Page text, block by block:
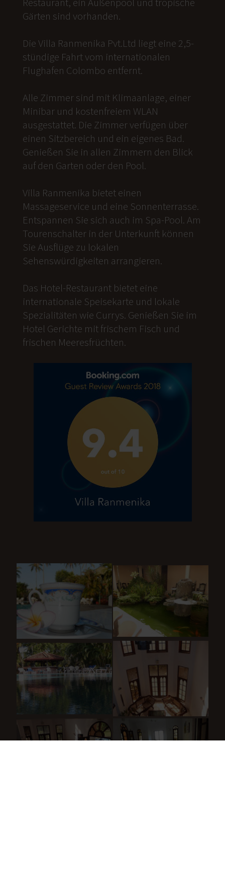
Gärten sind vorhanden.
Die Villa Ranmenika Pvt.Ltd liegt eine 2,5-
stündige Fahrt vom internationalen
Flughafen Colombo entfernt.
Alle Zimmer sind mit Klimaanlage, einer
Minibar und kostenfreiem WLAN
ausgestattet. Die Zimmer verfügen über
einen Sitzbereich und ein eigenes Bad.
Genießen Sie in allen Zimmern den Blick
auf den Garten oder den Pool.
Villa Ranmenika bietet einen
Massageservice und eine Sonnenterrasse.
Entspannen Sie sich auch im Spa-Pool. Am
Tourenschalter in der Unterkunft können
Sie Ausflüge zu lokalen
Sehenswürdigkeiten arrangieren.
Das Hotel-Restaurant bietet eine
internationale Speisekarte und lokale
Spezialitäten wie Currys. Genießen Sie im
Hotel Gerichte mit frischem Fisch und
frischen Meeresfrüchten.